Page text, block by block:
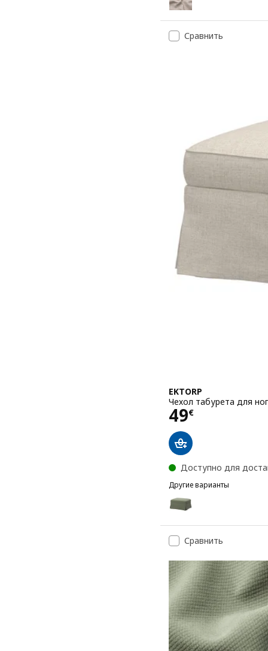
Вариант: EKTORP,
Сравнить
EKTORP
Чехол табурета для
49€
Цена 49€
Доступно для
Другие варианты
Вариант: EKTORP,
Вариант: EKTORP,
Сравнить